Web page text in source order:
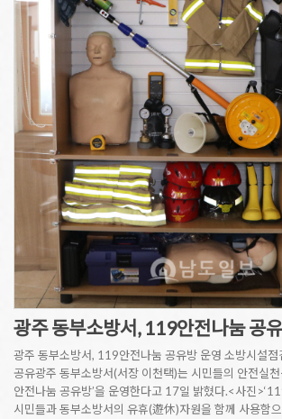
광주 동부소방서, 119안전나눔 공
광주 동부소방서, 119안전나눔 공유방 운영 소방시설점
공유광주 동부소방서(서장 이천택)는 시민들의 안전실
안전나눔 공유방’을 운영한다고 17일 밝혔다.<사진
시민들과 동부소방서의 유휴(遊休)자원을 함께 사용함